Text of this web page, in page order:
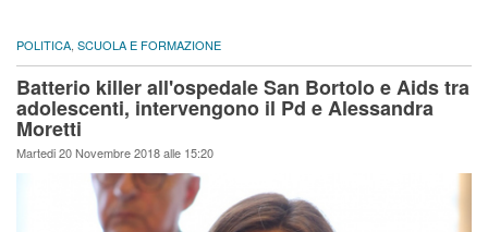
POLITICA SCUOLA E FORMAZIONE
Batterio killer all'ospedale San Bortolo e Aids tra
adolescenti, intervengono il Pd e Alessandra
Moretti
Martedi 20 Novembre 2018 alle 15:20